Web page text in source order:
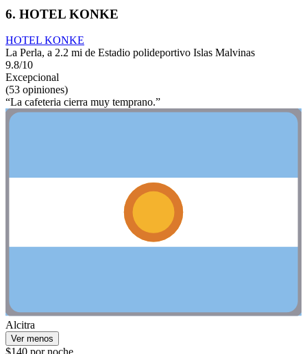
6. HOTEL KONKE
HOTEL KONKE
La Perla, a 2.2 mi de Estadio polideportivo Islas Malvinas
9.8/10
Excepcional
(53 opiniones)
“La cafeteria cierra muy temprano.”
Alcitra
Ver menos
$140 por noche